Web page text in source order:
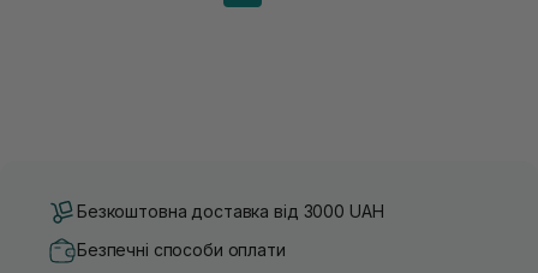
Безкоштовна доставка від 3000 UAH
Безпечні способи оплати